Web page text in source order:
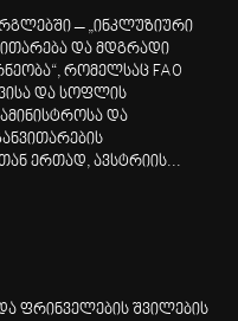
– „ინკლუზიური
და მდგრადი
რომელსაც FAO
და სოფლის
და
ერთად, ავსტრიის...
ფრინველების შვილების